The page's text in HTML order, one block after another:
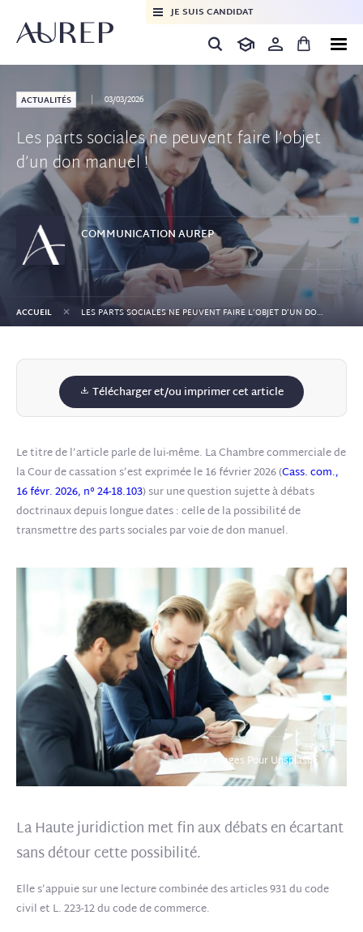
JE SUIS CANDIDAT
ACTUALITÉS 03/03/2026
Les parts sociales ne peuvent faire l’objet
d’un don manuel !
COMMUNICATIONAUREP
ACCUEIL + LES PARTS SOCIALES NE PEUVENT FAIRE L’OBJET D’UN DON MANUEL !
Télécharger et/ou imprimer cet article
Le titre de l’article parle de lui-même. La Chambre commerciale de
la Cour de cassation s’est exprimée le 16 février 2026 (Cass. com.,
16 févr. 2026, n° 24-18.103) sur une question sujette à débats
doctrinaux depuis longue dates : celle de la possibilité de
transmettre des parts sociales par voie de don manuel.
Getty Images Pour Unsplash+
La Haute juridiction met fin aux débats en écartant
sans détour cette possibilité.
Elle s’appuie sur une lecture combinée des articles 931 du code
civil et L. 223-12 du code de commerce.